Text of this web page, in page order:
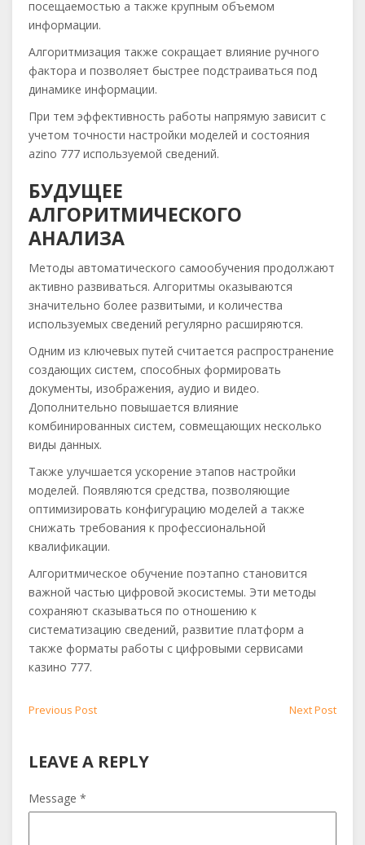
посещаемостью а также крупным объемом
информации.
Алгоритмизация также сокращает влияние ручного
фактора и позволяет быстрее подстраиваться под
динамике информации.
При тем эффективность работы напрямую зависит с
учетом точности настройки моделей и состояния
azino 777 используемой сведений.
БУДУЩЕЕ
АЛГОРИТМИЧЕСКОГО
АНАЛИЗА
Методы автоматического самообучения продолжают
активно развиваться. Алгоритмы оказываются
значительно более развитыми, и количества
используемых сведений регулярно расширяются.
Одним из ключевых путей считается распространение
создающих систем, способных формировать
документы, изображения, аудио и видео.
Дополнительно повышается влияние
комбинированных систем, совмещающих несколько
виды данных.
Также улучшается ускорение этапов настройки
моделей. Появляются средства, позволяющие
оптимизировать конфигурацию моделей а также
снижать требования к профессиональной
квалификации.
Алгоритмическое обучение поэтапно становится
важной частью цифровой экосистемы. Эти методы
сохраняют сказываться по отношению к
систематизацию сведений, развитие платформ а
также форматы работы с цифровыми сервисами
казино 777.
Post
navigation
Previous PostPrevious
Next PostNext
LEAVE A REPLY
Message *